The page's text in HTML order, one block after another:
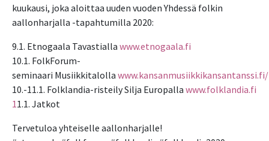
kuukausi, joka aloittaa uuden vuoden Yhdessä folkin
aallonharjalla -tapahtumilla 2020:
9.1. Etnogaala Tavastialla www.etnogaala.fi
10.1. FolkForum-
seminaari Musiikkitalolla
10.-11.1. Folklandia-risteily Silja Europalla www.folklandia.fi
11.1. Jatkot
Tervetuloa yhteiselle aallonharjalle!